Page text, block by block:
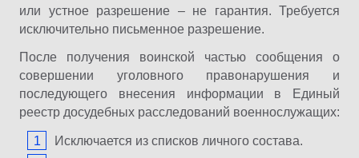
или устное разрешение – не гарантия. Требуется
исключительно письменное разрешение.
После получения воинской частью сообщения о
совершении уголовного правонарушения и
последующего внесения информации в Единый
реестр досудебных расследований военнослужащих:
Исключается из списков личного состава.